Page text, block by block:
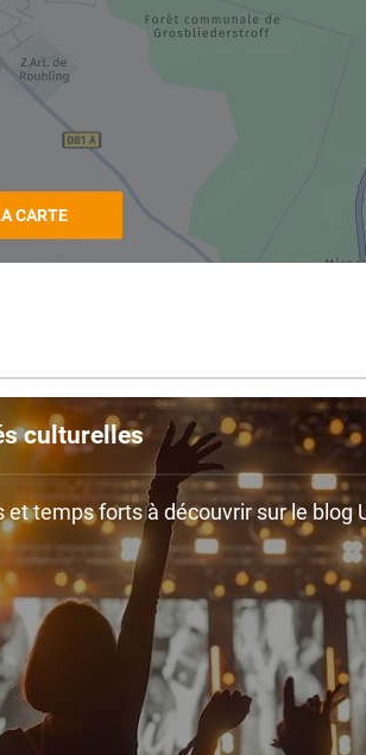
CARTE
culturelles
et temps forts à découvrir sur le blog